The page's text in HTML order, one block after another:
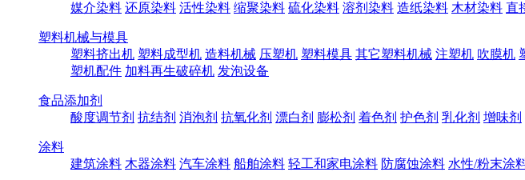
媒介染料 还原染料 活性染料 缩聚染料 硫化染料 溶剂染料 造纸染料 木材染料 直
塑料机械与模具
塑料挤出机 塑料成型机 造料机械 压塑机 塑料模具 其它塑料机械 注塑机 吹膜机
塑机配件 加料再生破碎机 发泡设备
食品添加剂
酸度调节剂 抗结剂 消泡剂 抗氧化剂 漂白剂 膨松剂 着色剂 护色剂 乳化剂 增味剂
涂料
建筑涂料 木器涂料 汽车涂料 船舶涂料 轻工和家电涂料 防腐蚀涂料 水性/粉末涂